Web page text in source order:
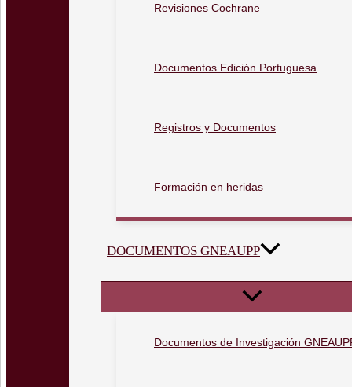
Revisiones Cochrane
Documentos Edición Portuguesa
Registros y Documentos
Formación en heridas
DOCUMENTOS GNEAUPP
Documentos de Investigación